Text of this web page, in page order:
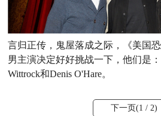
言归正传，鬼屋落成之际，《美国
男主演决定好好挑战一下，他们是：
Wittrock和Denis O'Hare。
下一页(1 / 2)